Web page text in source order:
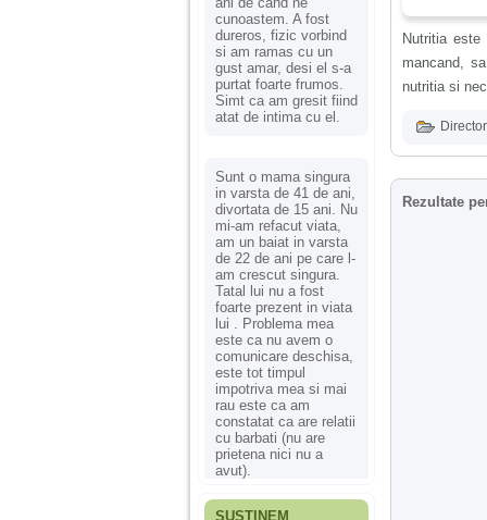
cunoastem. A fost
dureros, fizic vorbind
si am ramas cu un
gust amar, desi el s-a
purtat foarte frumos.
Simt ca am gresit fiind
atat de intima cu el.
Sunt o mama singura
in varsta de 41 de ani,
divortata de 15 ani. Nu
mi-am refacut viata,
am un baiat in varsta
de 22 de ani pe care l-
am crescut singura.
Tatal lui nu a fost
foarte prezent in viata
lui . Problema mea
este ca nu avem o
comunicare deschisa,
este tot timpul
impotriva mea si mai
rau este ca am
constatat ca are relatii
cu barbati (nu are
prietena nici nu a
avut).
SUSȚINEM
Nutritia
mancand,
nutritia si
Rezultate